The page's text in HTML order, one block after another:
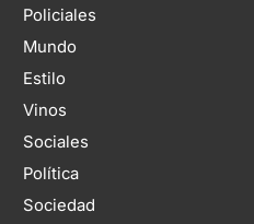
Policiales
Mundo
Estilo
Vinos
Sociales
Política
Sociedad